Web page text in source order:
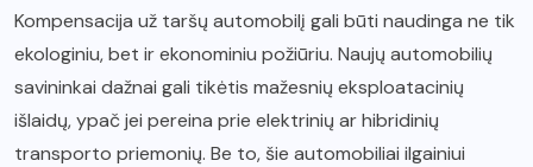
Kompensacija už taršų automobilį gali būti naudinga ne tik
ekologiniu, bet ir ekonominiu požiūriu. Naujų automobilių
savininkai dažnai gali tikėtis mažesnių eksploatacinių
išlaidų, ypač jei pereina prie elektrinių ar hibridinių
transporto priemonių. Be to, šie automobiliai ilgainiui